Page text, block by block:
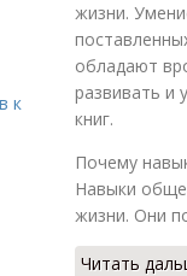
жизни.
обладают
развивать и
книг.
Почему
Навыки
жизни. Они
Читать
к